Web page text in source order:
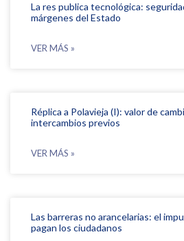
La res publica tecnológica:
márgenes del Estado
VER MÁS »
Réplica a Polavieja (I): valor de
intercambios previos
VER MÁS »
Las barreras no arancelarias: el
pagan los ciudadanos